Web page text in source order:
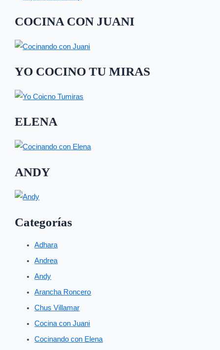
COCINA CON JUANI
YO COCINO TU MIRAS
ELENA
ANDY
Categorías
Adhara
Andrea
Andy
Arancha Roncero
Chus Villamar
Cocina con Juani
Cocinando con Elena